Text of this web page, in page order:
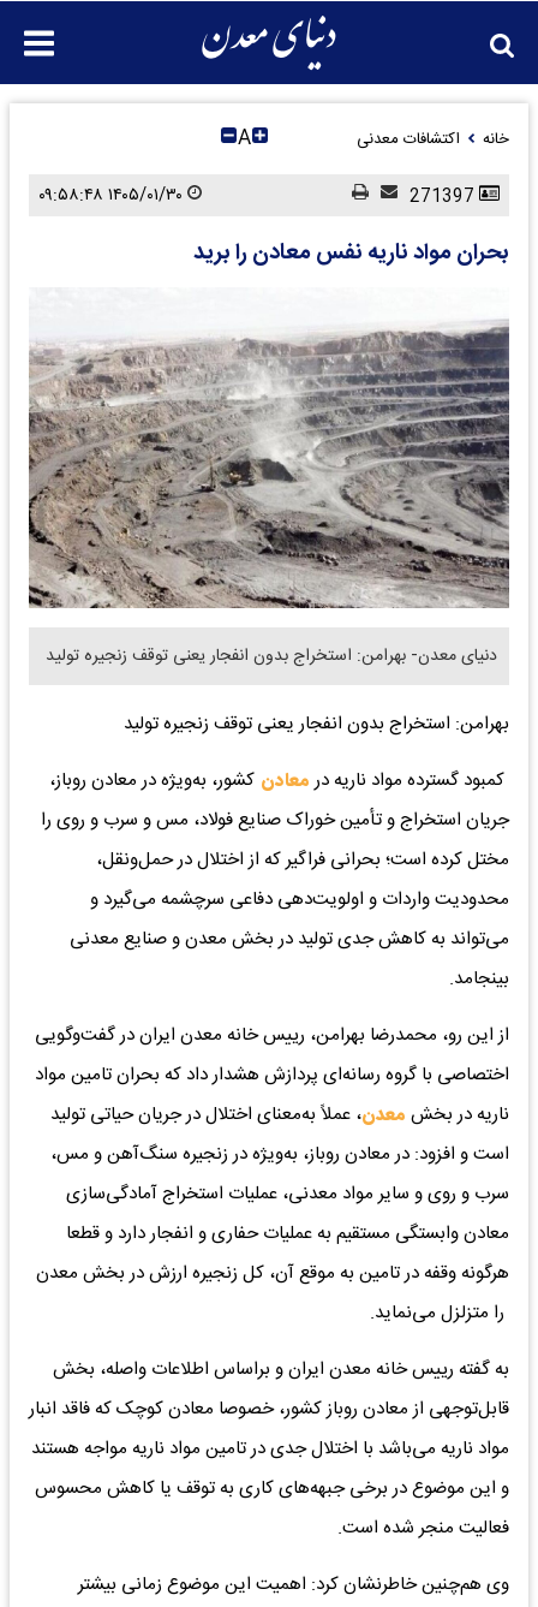
خانه اکتشافات معدنی A
بحران مواد ناریه نفس معادن را برید
دنیای معدن- بهرامن: استخراج بدون انفجار یعنی توقف زنجیره تولید
بهرامن: استخراج بدون انفجار یعنی توقف زنجیره تولید
کمبود گسترده مواد ناریه در معادن کشور، به‌ویژه در معادن روباز،
جریان استخراج و تأمین خوراک صنایع فولاد، مس و سرب و روی را
مختل کرده است؛ بحرانی فراگیر که از اختلال در حمل‌ونقل،
محدودیت واردات و اولویت‌دهی دفاعی سرچشمه می‌گیرد و
می‌تواند به کاهش جدی تولید در بخش معدن و صنایع معدنی
بینجامد.
از این رو، محمدرضا بهرامن، رییس خانه معدن ایران در گفت‌وگویی
اختصاصی با گروه رسانه‌ای پردازش هشدار داد که بحران تامین مواد
ناریه در بخش معدن، عملاً به‌معنای اختلال در جریان حیاتی تولید
است و افزود: در معادن روباز، به‌ویژه در زنجیره سنگ‌آهن و مس،
سرب و روی و سایر مواد معدنی، عملیات استخراج آمادگی‌سازی
معادن وابستگی مستقیم به عملیات حفاری و انفجار دارد و قطعا
هرگونه وقفه در تامین به موقع آن، کل زنجیره ارزش در بخش معدن
را متزلزل می‌نماید.
به گفته رییس خانه معدن ایران و براساس اطلاعات واصله، بخش
قابل‌توجهی از معادن روباز کشور، خصوصا معادن کوچک که فاقد انبار
مواد ناریه می‌باشد با اختلال جدی در تامین مواد ناریه مواجه هستند
و این موضوع در برخی جبهه‌های کاری به توقف یا کاهش محسوس
فعالیت منجر شده است.
وی هم‌چنین خاطرنشان کرد: اهمیت این موضوع زمانی بیشتر